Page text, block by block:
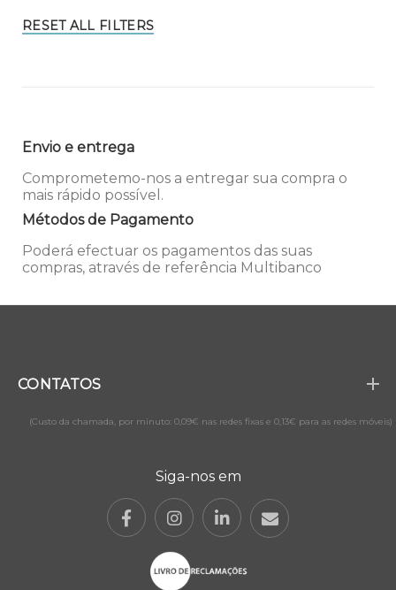
RESET ALL FILTERS
Envio e entrega
Comprometemo-nos a entregar sua compra o
mais rápido possível.
Métodos de Pagamento
Poderá efectuar os pagamentos das suas
compras, através de referência Multibanco
CONTATOS
(Custo da chamada, por minuto: 0,09€ nas redes fixas e 0,13€ para as redes móveis)
Siga-nos em